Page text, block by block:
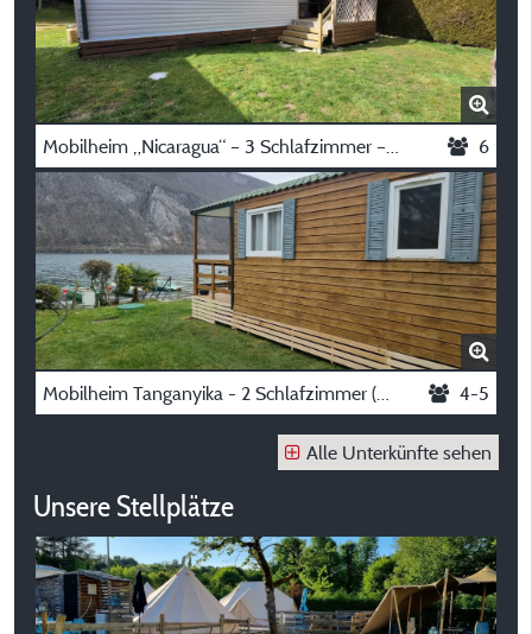
Mobilheim „Nicaragua“ – 3 Schlafzimmer – Klimatisiert 6
Mobilheim Tanganyika - 2 Schlafzimmer (Maximal 4 Erwachsene + 1 Kind Im Alter Von 6 Bis 13 Jahren) 4-5
Alle Unterkünfte sehen
Unsere Stellplätze